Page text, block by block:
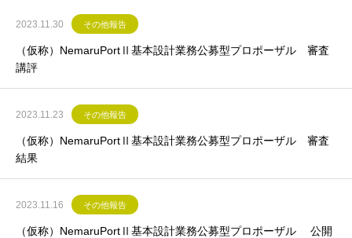
2023.11.30 その他報告
（仮称）NemaruPortⅡ基本設計業務公募型プロポーザル 審査
講評
2023.11.23 その他報告
（仮称）NemaruPortⅡ基本設計業務公募型プロポーザル 審査
結果
2023.11.16 その他報告
（仮称）NemaruPortⅡ基本設計業務公募型プロポーザル 公開